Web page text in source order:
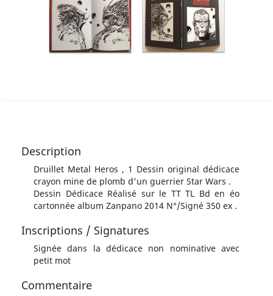
Description
Druillet Metal Heros , 1 Dessin original dédicace
crayon mine de plomb d'un guerrier Star Wars .
Dessin Dédicace Réalisé sur le TT TL Bd en éo
cartonnée album Zanpano 2014 N°/Signé 350 ex .
Inscriptions / Signatures
Signée dans la dédicace non nominative avec
petit mot
Commentaire